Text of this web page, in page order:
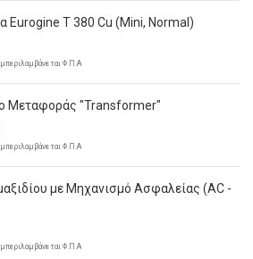
Eurogine Τ 380 Cu (Mini, Normal)
Φ.Π.Α
Μεταφοράς "Transformer"
Φ.Π.Α
με Μηχανισμό Ασφαλείας (AC -
Φ.Π.Α